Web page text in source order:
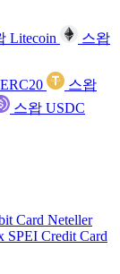
Litecoin
스왑
스왑
스왑 USDC
Card Neteller
SPEI Credit Card